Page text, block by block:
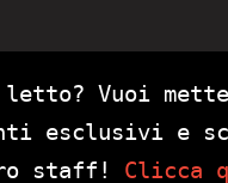
Vuoi
esclusivi e
staff! Clicca